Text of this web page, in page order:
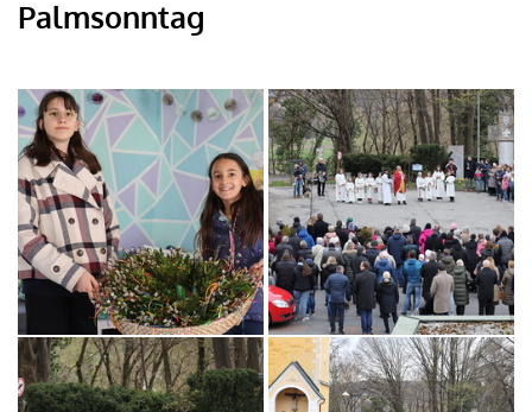
Palmsonntag